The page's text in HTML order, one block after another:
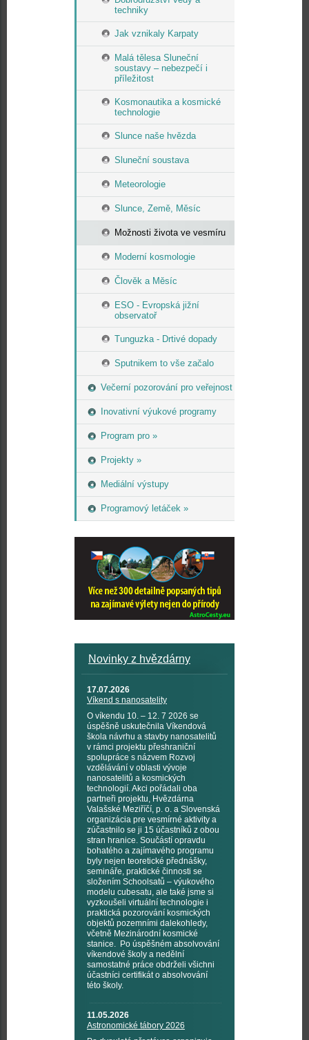
techniky
Jak vznikaly Karpaty
Malá tělesa Sluneční
soustavy – nebezpečí i
příležitost
Kosmonautika a kosmické
technologie
Slunce naše hvězda
Sluneční soustava
Meteorologie
Slunce, Země, Měsíc
Možnosti života ve vesmíru
Moderní kosmologie
Člověk a Měsíc
ESO - Evropská jižní
observatoř
Tunguzka - Drtivé dopady
Sputnikem to vše začalo
Večerní pozorování pro veřejnost
Inovativní výukové programy
Program pro »
Projekty »
Mediální výstupy
Programový letáček »
Novinky z hvězdárny
17.07.2026
Víkend s nanosatelity
O víkendu 10. – 12. 7 2026 se
úspěšně uskutečnila Víkendová
škola návrhu a stavby nanosatelitů
v rámci projektu přeshraniční
spolupráce s názvem Rozvoj
vzdělávání v oblasti vývoje
nanosatelitů a kosmických
technologií. Akci pořádali oba
partneři projektu, Hvězdárna
Valašské Meziříčí, p. o. a Slovenská
organizácia pre vesmírné aktivity a
zúčastnilo se ji 15 účastníků z obou
stran hranice. Součástí opravdu
bohatého a zajímavého programu
byly nejen teoretické přednášky,
semináře, praktické činnosti se
složením Schoolsatů – výukového
modelu cubesatu, ale také jsme si
vyzkoušeli virtuální technologie i
praktická pozorování kosmických
objektů pozemními dalekohledy,
včetně Mezinárodní kosmické
stanice. Po úspěšném absolvování
víkendové školy a nedělní
samostatné práce obdrželi všichni
účastníci certifikát o absolvování
této školy.
11.05.2026
Astronomické tábory 2026